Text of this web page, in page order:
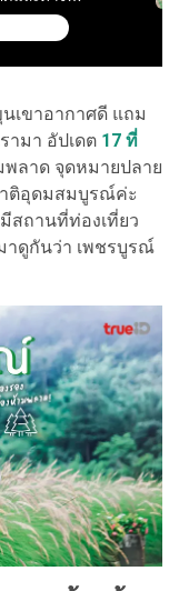
เขาอากาศดี แถม
ามา อัปเดต 17 ที่
พลาด จุดหมายปลาย
ติอุดมสมบูรณ์ค่ะ
สถานที่ท่องเที่ยว
าดูกันว่า เพชรบูรณ์